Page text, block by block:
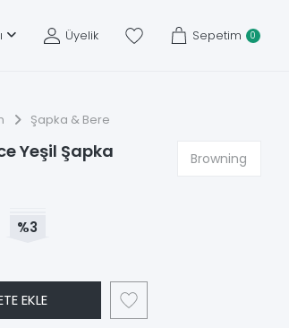
Üyelik Sepetim 0
Şapka & Bere
Yeşil Şapka Browning
%3
EKLE